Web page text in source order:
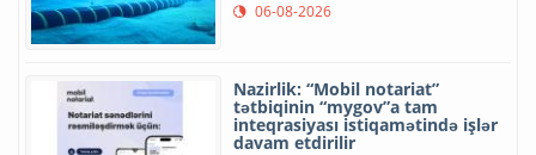
06-08-2026
Nazirlik: “Mobil notariat”
tətbiqinin “mygov”a tam
inteqrasiyası istiqamətində işlər
davam etdirilir